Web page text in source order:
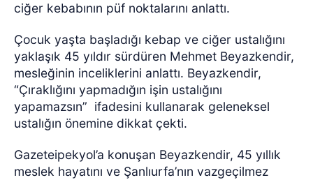
ciğer kebabının püf noktalarını anlattı.
Çocuk yaşta başladığı kebap ve ciğer ustalığını
yaklaşık 45 yıldır sürdüren Mehmet Beyazkendir,
mesleğinin inceliklerini anlattı. Beyazkendir,
“Çıraklığını yapmadığın işin ustalığını
yapamazsın” ifadesini kullanarak geleneksel
ustalığın önemine dikkat çekti.
Gazeteipekyol’a konuşan Beyazkendir, 45 yıllık
meslek hayatını ve Şanlıurfa’nın vazgeçilmez